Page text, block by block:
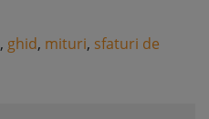
, ghid, mituri, sfaturi de